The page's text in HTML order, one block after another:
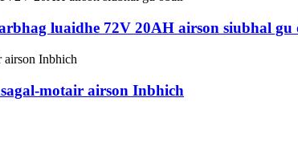
luaidhe 72V 20AH airson siubhal gu
motair airson Inbhich